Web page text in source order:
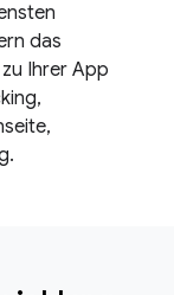
das
Ihrer App